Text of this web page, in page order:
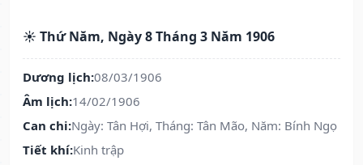
☀️ Thứ Năm, Ngày 8 Tháng 3 Năm 1906
Dương lịch:08/03/1906
Âm lịch:14/02/1906
Can chi:Ngày: Tân Hợi, Tháng: Tân Mão, Năm: Bính Ngọ
Tiết khí:Kinh trập